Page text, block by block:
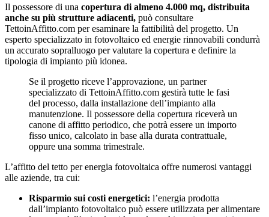
Il possessore di una copertura di almeno 4.000 mq, distribuita
anche su più strutture adiacenti, può consultare
TettoinAffitto.com per esaminare la fattibilità del progetto. Un
esperto specializzato in fotovoltaico ed energie rinnovabili condurrà
un accurato sopralluogo per valutare la copertura e definire la
tipologia di impianto più idonea.
Se il progetto riceve l’approvazione, un partner
specializzato di TettoinAffitto.com gestirà tutte le fasi
del processo, dalla installazione dell’impianto alla
manutenzione. Il possessore della copertura riceverà un
canone di affitto periodico, che potrà essere un importo
fisso unico, calcolato in base alla durata contrattuale,
oppure una somma trimestrale.
L’affitto del tetto per energia fotovoltaica offre numerosi vantaggi
alle aziende, tra cui:
Risparmio sui costi energetici: l’energia prodotta
dall’impianto fotovoltaico può essere utilizzata per alimentare